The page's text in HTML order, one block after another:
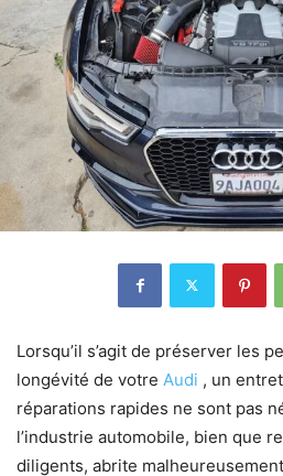
Lorsqu’il s’agit de préserver les
longévité de votre Audi , un
réparations rapides ne sont pas
l’industrie automobile, bien que
diligents, abrite